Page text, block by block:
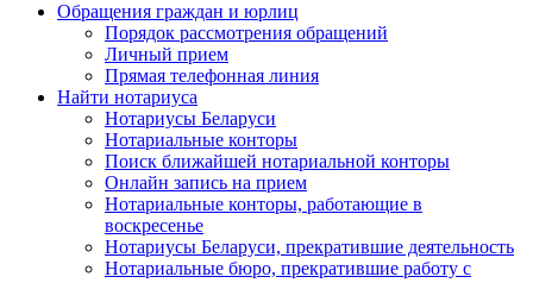
Обращения граждан и юрлиц
Порядок рассмотрения обращений
Личный прием
Прямая телефонная линия
Найти нотариуса
Нотариусы Беларуси
Нотариальные конторы
Поиск ближайшей нотариальной конторы
Онлайн запись на прием
Нотариальные конторы, работающие в
воскресенье
Нотариусы Беларуси, прекратившие деятельность
Нотариальные бюро, прекратившие работу с